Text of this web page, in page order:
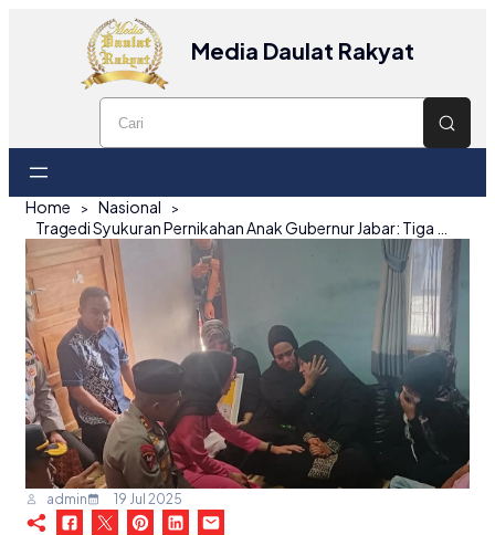
Media Daulat Rakyat
Home
Nasional
admin 19 Jul 2025